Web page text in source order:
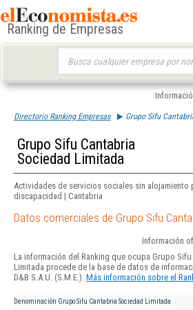
Ranking de Empresas
Directorio Ranking Empresas Grupo Sifu
Grupo Sifu Cantabria
Sociedad Limitada
Actividades de servicios sociales sin alojamiento
discapacidad | Cantabria
Datos comerciales de Grupo Sifu
Información
La información del Ranking que ocupa Grupo
Limitada procede de la base de datos de
D&B S.A.U. (S.M.E.). Más información sobre el
Denominación Grupo Sifu Cantabria Sociedad Limitada